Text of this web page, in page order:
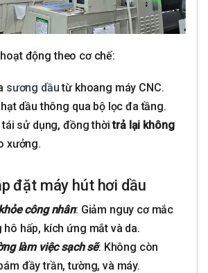
động theo cơ chế:
sương dầutừ khoang máy CNC.
hạt dầu thông qua bộ lọc đa tầng.
tái sử dụng, đồng thờitrả lại không
xưởng.
đặt máy hút hơi dầu
công nhân: Giảm nguy cơ mắc
hô hấp, kích ứng mắt và da.
làm việc sạch sẽ: Không còn
đầy trần, tường, và máy.